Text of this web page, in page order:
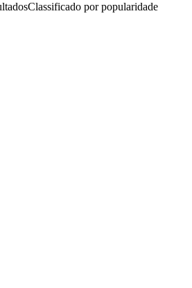
Classificado por popularidade